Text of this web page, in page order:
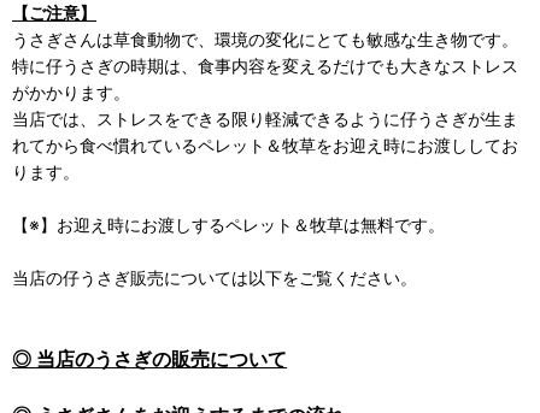
【ご注意】
うさぎさんは草食動物で、環境の変化にとても敏感な生き物です。
特に仔うさぎの時期は、食事内容を変えるだけでも大きなストレス
がかかります。
当店では、ストレスをできる限り軽減できるように仔うさぎが生ま
れてから食べ慣れているペレット＆牧草をお迎え時にお渡ししてお
ります。
【※】お迎え時にお渡しするペレット＆牧草は無料です。
当店の仔うさぎ販売については以下をご覧ください。
◎ 当店のうさぎの販売について